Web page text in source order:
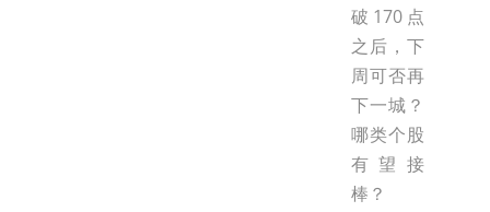
破170点
之后，下
周可否再
下一城？
哪类个股
有望接
棒？